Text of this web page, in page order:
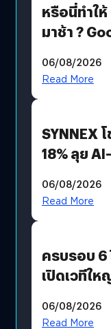
หรือนี่ทำใ
มาช้า ?
AGI
06/08/2026
Read More
SYNNEX
18% ลุย
Revenue
06/08/2026
Read More
ครบรอบ 6
เปิดเวทีให
แนวทางป
06/08/2026
Read More